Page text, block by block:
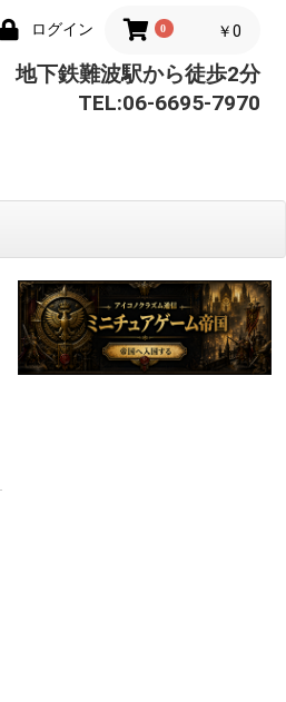
ログイン 0 ￥0
地下鉄難波駅から徒歩2分
TEL:06-6695-7970